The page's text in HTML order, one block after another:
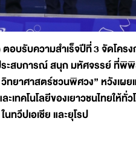
บรับความสำเร็จปีที่3 จัดโคร
ระสบการณ์ สนุก มหัศจรรย์ ที่
ทยาศาสตร์ชวนพิศวง” หวังเผ
เทคโนโลยีของเยาวชนไทยให้ทั่
ทวีปเอเชีย และยุโรป